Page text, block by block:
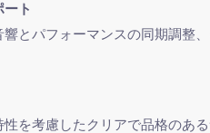
ト
とパフォーマンスの同期調整
を考慮したクリアで品格のあ